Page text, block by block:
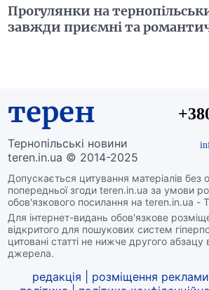
Прогулянки на
завжди приємні та
терен
Тернопільські новини
teren.in.ua © 2014-2025
Допускається цитування матеріалів без
попередньої згоди teren.in.ua за умови
обов'язкового посилання на teren.in.ua -
Для інтернет-видань обов'язкове
відкритого для пошукових систем
цитовані статті не нижче другого абзацу
джерела.
редакція розміщення реклами